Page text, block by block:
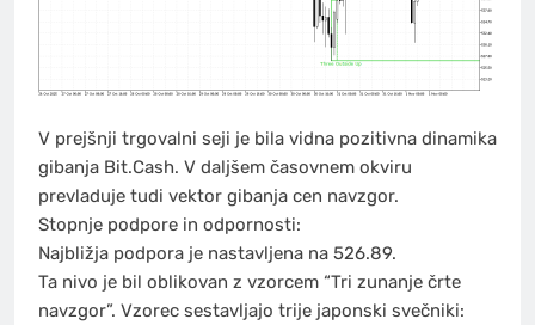
V prejšnji trgovalni seji je bila vidna pozitivna dinamika
gibanja Bit.Cash. V daljšem časovnem okviru
prevladuje tudi vektor gibanja cen navzgor.
Stopnje podpore in odpornosti:
Najbližja podpora je nastavljena na 526.89.
Ta nivo je bil oblikovan z vzorcem “Tri zunanje črte
navzgor”. Vzorec sestavljajo trije japonski svečniki: